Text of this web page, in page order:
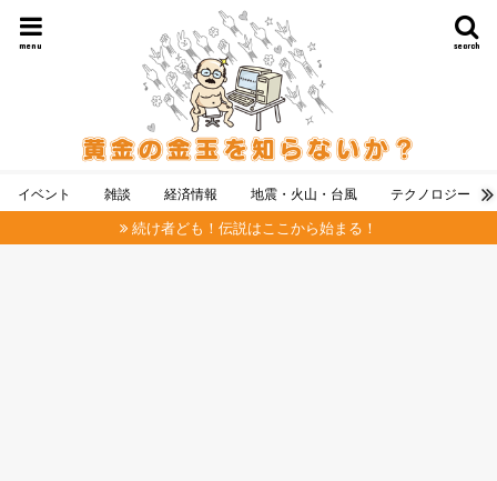
search
menu
イベント 雑談 経済情報 地震・火山・台風 テクノロジー
続け者ども！伝説はここから始まる！